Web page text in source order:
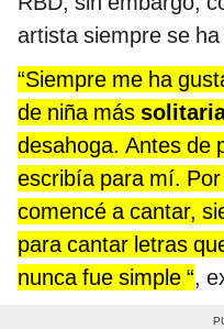
artista siempre se
“Siempre me ha
de niña más
desahoga. Antes de
escribía para mí.
comencé a cantar,
para cantar letras
nunca fue simple “,